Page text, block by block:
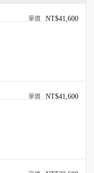
NT$41,600
NT$41,600